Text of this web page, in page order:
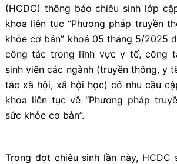
(HCDC) thông báo chiêu sinh lớp
khoa liên tục “Phương pháp truyền
khỏe cơ bản” khoá 05 tháng 5/2025
công tác trong lĩnh vực y tế, công
sinh viên các ngành (truyền thông, y
tác xã hội, xã hội học) có nhu cầu
khoa liên tục về “Phương pháp
sức khỏe cơ bản”.
Trong đợt chiêu sinh lần này,